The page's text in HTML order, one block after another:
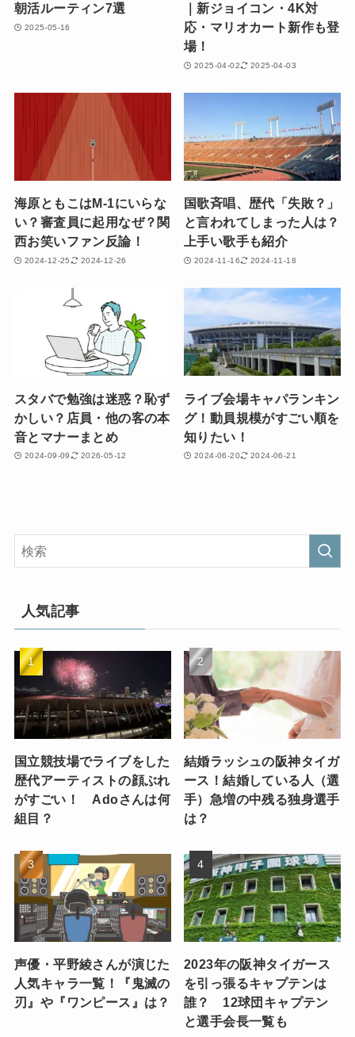
朝活ルーティン7選
2025-05-16
｜新ジョイコン・4K対
応・マリオカート新作も登
場！
2025-04-02 2025-04-03
海原ともこはM-1にいらな
い？審査員に起用なぜ？関
西お笑いファン反論！
2024-12-25 2024-12-26
国歌斉唱、歴代「失敗？」
と言われてしまった人は？
上手い歌手も紹介
2024-11-16 2024-11-18
スタバで勉強は迷惑？恥ず
かしい？店員・他の客の本
音とマナーまとめ
2024-09-09 2026-05-12
ライブ会場キャパランキン
グ！動員規模がすごい順を
知りたい！
2024-06-20 2024-06-21
人気記事
国立競技場でライブをした
歴代アーティストの顔ぶれ
がすごい！ Adoさんは何
組目？
結婚ラッシュの阪神タイガ
ース！結婚している人（選
手）急増の中残る独身選手
は？
声優・平野綾さんが演じた
人気キャラ一覧！『鬼滅の
刃』や『ワンピース』は？
2023年の阪神タイガース
を引っ張るキャプテンは
誰？ 12球団キャプテン
と選手会長一覧も